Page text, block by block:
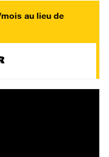
mois au lieu de